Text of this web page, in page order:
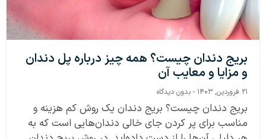
بریج دندان چیست؟ همه چیز درباره پل دندان
و مزایا و معایب آن
۲۱ فروردین, ۱۴۰۳ بدون دیدگاه
بریج دندان چیست؟ بریج دندان یک روش کم هزینه و
مناسب برای پر کردن جای خالی دندان‌هایی است که به